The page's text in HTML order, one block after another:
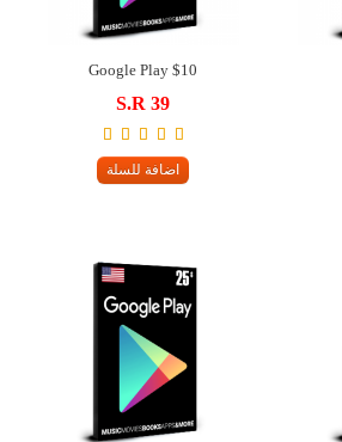
Google Play $10
S.R 39
اضافة للسلة